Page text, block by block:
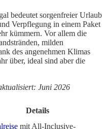
bedeutet sorgenfreier Urlaub
Verpflegung in einem Paket
kümmern. Vor allem die
milden
des angenehmen Klimas
über, ideal sind aber die
Juni 2026
Details
mit All-Inclusive-